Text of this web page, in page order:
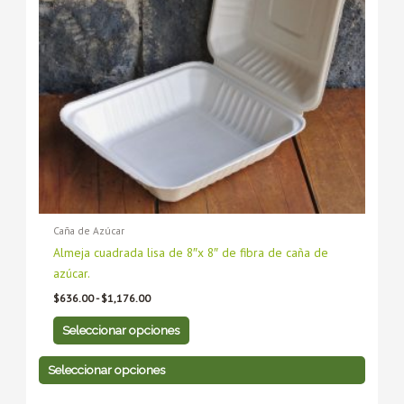
Caña de Azúcar
Almeja cuadrada lisa de 8″x 8″ de fibra de caña de
azúcar.
$636.00- $1,176.00
Seleccionar opciones
opciones
pueden
en
producto
Seleccionar opciones
opciones
se
pueden
elegir